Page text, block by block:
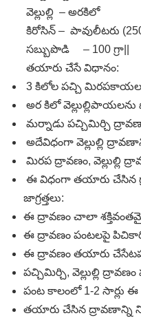
వెల్లుల్లి – అరకిలో
కిరోసిన్‌ – పావులీటరు
సబ్బుపొడి – 100 గ్రా||
తయారు చేసే విధానం:
3 కిలోల పచ్చి
అర కిలో
మర్నాడు పచ్చిమిర్చి
అదేవిధంగా వెల్లుల్లి
మిరప ద్రావణం, వెల్లుల్లి
ఈ విధంగా తయారు చేసిన
జాగ్రత్తలు:
ఈ ద్రావణం చాలా
ఈ ద్రావణం పంటలపై
ఈ ద్రావణం తయారు
పచ్చిమిర్చి, వెల్లుల్లి
పంట కాలంలో 1-2 సార్లు
తయారు చేసిన ద్రావణాన్ని